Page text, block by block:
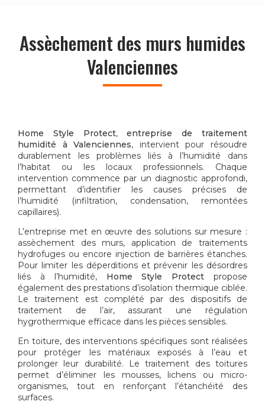
Assèchement des murs humides
Valenciennes
Home Style Protect,entreprise de traitement
humidité à Valenciennes, intervient pour résoudre
durablement les problèmes liés à l’humidité dans
l’habitat ou les locaux professionnels. Chaque
intervention commence par un diagnostic approfondi,
permettant d’identifier les causes précises de
l’humidité (infiltration, condensation, remontées
capillaires).
L’entreprise met en œuvre des solutions sur mesure :
assèchement des murs, application de traitements
hydrofuges ou encore injection de barrières étanches.
Pour limiter les déperditions et prévenir les désordres
liés à l’humidité, Home Style Protect propose
également des prestations d’isolation thermique ciblée.
Le traitement est complété par des dispositifs de
traitement de l’air, assurant une régulation
hygrothermique efficace dans les pièces sensibles.
En toiture, des interventions spécifiques sont réalisées
pour protéger les matériaux exposés à l’eau et
prolonger leur durabilité. Le traitement des toitures
permet d’éliminer les mousses, lichens ou micro-
organismes, tout en renforçant l’étanchéité des
surfaces.